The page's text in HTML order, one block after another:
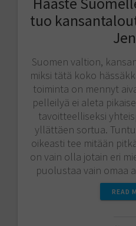
tuo
Suomen valtion,
miksi tätä koko
toiminta on mennyt
pelleilyä ei aleta
tavoitteelliseksi
yllättäen sortua.
oikeasti tee mitään
on vain olla jotain eri
puolustaa vain omaa
READ